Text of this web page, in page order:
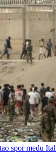
spor među